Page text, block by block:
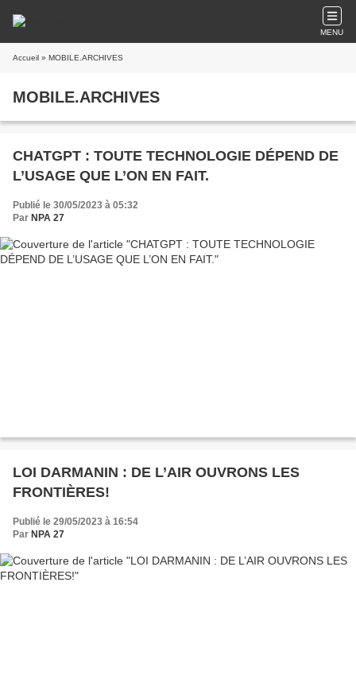
MENU
Accueil » MOBILE.ARCHIVES
MOBILE.ARCHIVES
CHATGPT : TOUTE TECHNOLOGIE DÉPEND DE
L’USAGE QUE L’ON EN FAIT.
Publié le 30/05/2023 à 05:32
Par NPA 27
LOI DARMANIN : DE L’AIR OUVRONS LES
FRONTIÈRES!
Publié le 29/05/2023 à 16:54
Par NPA 27